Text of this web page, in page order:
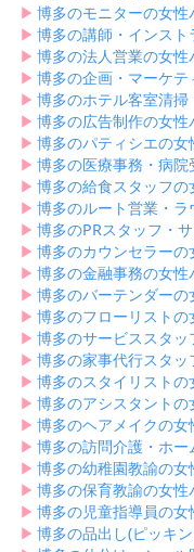
▶︎ 博多のモニターの女性
▶︎ 博多の講師・インス
▶︎ 博多の法人営業の女性
▶︎ 博多の企画・マーケテ
▶︎ 博多のホテル客室清
▶︎ 博多の広告制作の女性
▶︎ 博多のパティシエの女
▶︎ 博多の医療事務・病院
▶︎ 博多の給食スタッフの
▶︎ 博多のルート営業・
▶︎ 博多のPRスタッフ・
▶︎ 博多のカウンセラーの
▶︎ 博多の金融事務の女性
▶︎ 博多のバーテンダーの
▶︎ 博多のフローリストの
▶︎ 博多のサービススタッ
▶︎ 博多の家事代行スタッ
▶︎ 博多のスタイリストの
▶︎ 博多のアシスタントの
▶︎ 博多のヘアメイクの女
▶︎ 博多の訪問介護・ホ
▶︎ 博多の幼稚園教諭の女
▶︎ 博多の保育教諭の女性
▶︎ 博多の児童指導員の女
▶︎ 博多の品出し(ピッキ